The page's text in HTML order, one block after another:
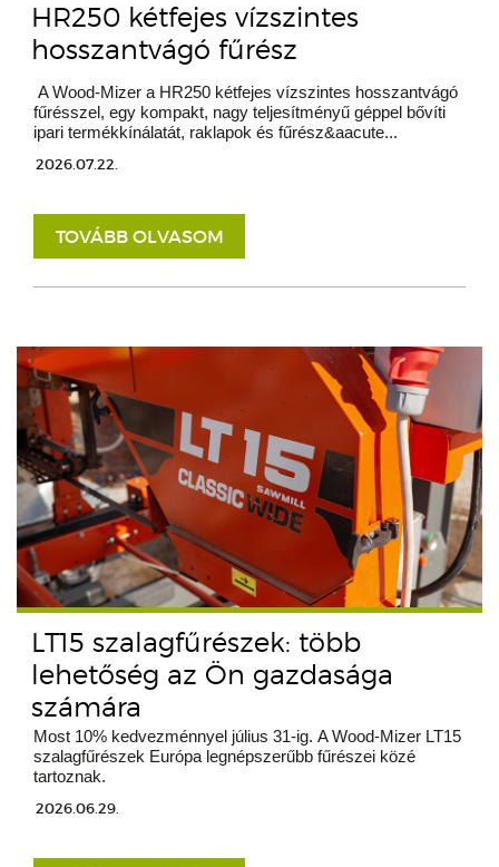
HR250 kétfejes vízszintes
hosszantvágó fűrész
A Wood-Mizer a HR250 kétfejes vízszintes hosszantvágó
fűrésszel, egy kompakt, nagy teljesítményű géppel bővíti
ipari termékkínálatát, raklapok és fűrész&aacute...
2026.07.22.
TOVÁBB OLVASOM
LT15 szalagfűrészek: több
lehetőség az Ön gazdasága
számára
Most 10% kedvezménnyel július 31-ig. A Wood-Mizer LT15
szalagfűrészek Európa legnépszerűbb fűrészei közé
tartoznak.
2026.06.29.